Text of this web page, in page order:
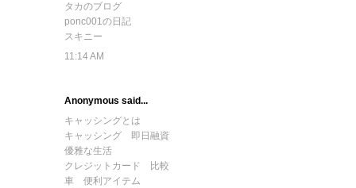
タカのブログ
ponc001の日記
スキニー
11:14 AM
Anonymous said...
キャッシングとは
キャッシング 即日融資
優雅な生活
クレジットカード 比較
車 便利アイテム